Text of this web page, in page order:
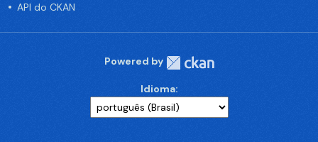
API do CKAN
Powered by
Idioma